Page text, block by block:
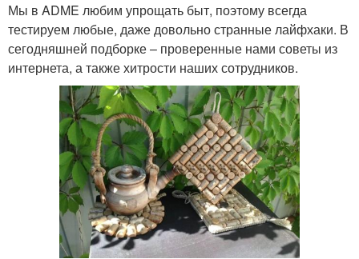
Мы в ADME любим упрощать быт, поэтому всегда
тестируем любые, даже довольно странные лайфхаки. В
сегодняшней подборке – проверенные нами советы из
интернета, а также хитрости наших сотрудников.